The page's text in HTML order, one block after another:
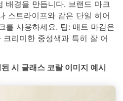
배경을 만듭니다. 브랜드 마크
스트라이프와 같은 단일 히어
를 사용하세요. 팁: 매트 마감은
리미한 중성색과 특히 잘 어
시 글래스 코랄 이미지 예시